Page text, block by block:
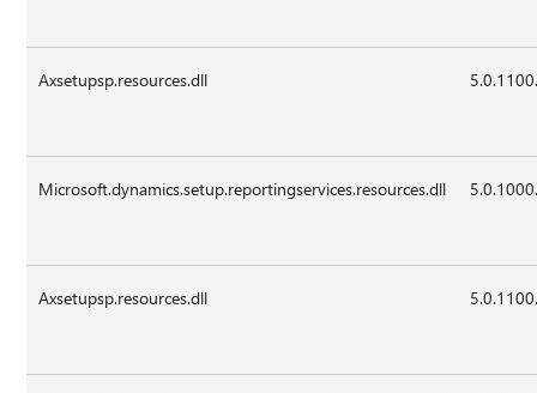
Axsetupsp.resources.dll
Microsoft.dynamics.setup.reportingservices.resources.dll
Axsetupsp.resources.dll